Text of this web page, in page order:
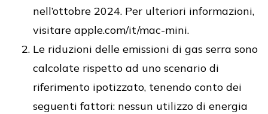
nell’ottobre 2024. Per ulteriori informazioni,
visitare apple.com/it/mac-mini.
Le riduzioni delle emissioni di gas serra sono
calcolate rispetto ad uno scenario di
riferimento ipotizzato, tenendo conto dei
seguenti fattori: nessun utilizzo di energia